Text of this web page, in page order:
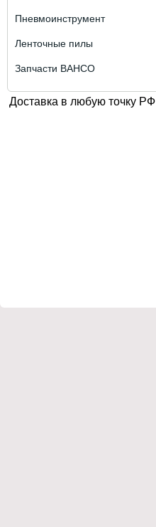
Пневмоинструмент
Ленточные пилы
Запчасти BAHCO
Доставка в любую точку РФ